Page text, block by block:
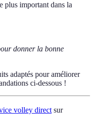
plus important dans la
donner la bonne
adaptés pour améliorer
ci-dessous !
volley direct sur